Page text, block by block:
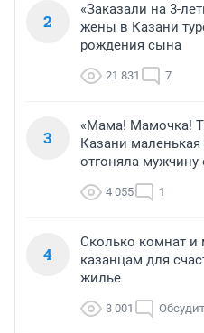
2
«Заказали на 3-
жены в Казани
рождения сына
21 831 7
3
«Мама! Мамочка!
Казани маленькая
отгоняла мужчину
4 055 1
4
Сколько комнат
казанцам для
жилье
3 001